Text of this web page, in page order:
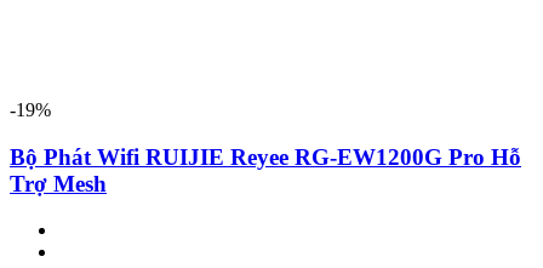
-19%
Bộ Phát Wifi RUIJIE Reyee RG-EW1200G Pro Hỗ
Trợ Mesh